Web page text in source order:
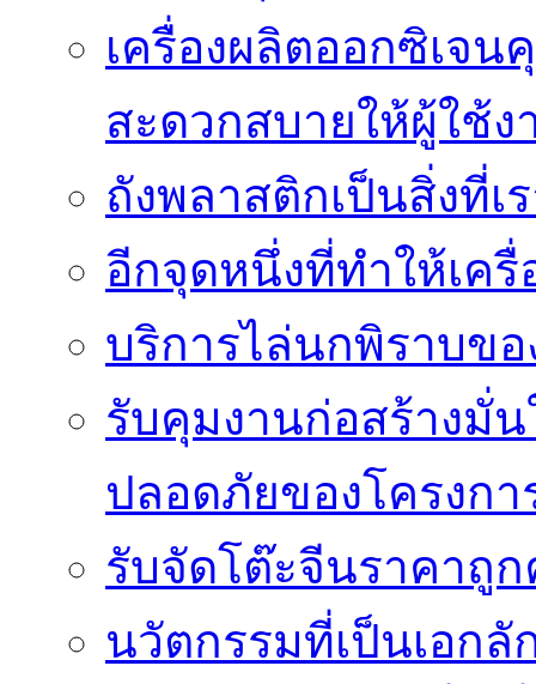
เครื่องผลิตออกซิเจ
สะดวกสบายให้ผู้ใช้ง
ถังพลาสติกเป็นสิ่งที่
อีกจุดหนึ่งที่ทำให้เครื่
บริการไล่นกพิราบข
รับคุมงานก่อสร้างมั่
ปลอดภัยของโครงกา
รับจัดโต๊ะจีนราคาถู
นวัตกรรมที่เป็นเอกลั